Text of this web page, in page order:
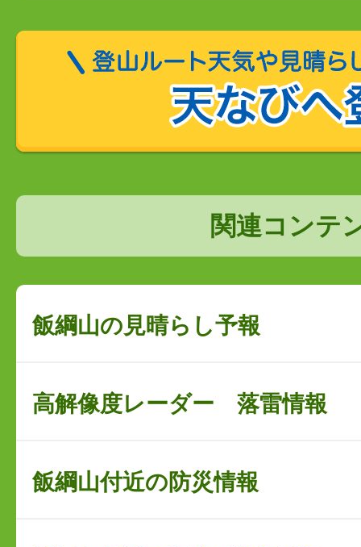
関連コンテ
飯綱山の見晴らし予報
高解像度レーダー 落雷情報
飯綱山付近の防災情報